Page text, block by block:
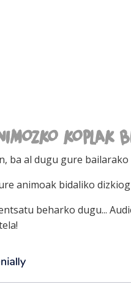
KOPLAK
ba al dugu gure
animoak bidaliko
beharko dugu...